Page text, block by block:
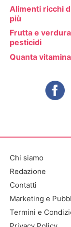
Alimenti ricchi
più
Frutta e
pesticidi
Quanta
Chi siamo
Redazione
Contatti
Marketing e
Termini e